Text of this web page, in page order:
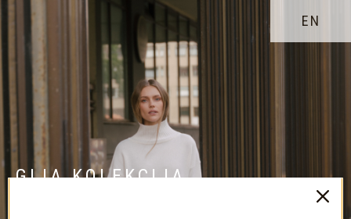
EN
GIJA KOLEKCIJA